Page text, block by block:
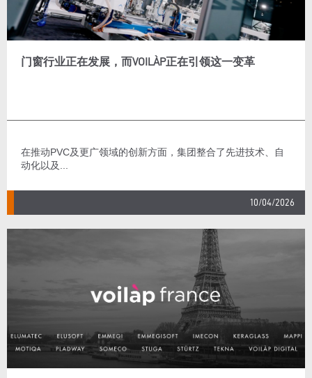
门窗行业正在发展，而VOILÀP正在引领这一变革
在推动PVC及更广领域的创新方面，集团整合了先进技术、自
动化以及...
10/04/2026